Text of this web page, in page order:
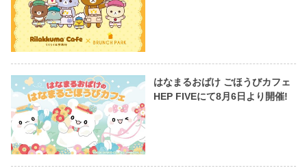
はなまるおばけ ごほうびカフェ
HEP FIVEにて8月6日より開催!